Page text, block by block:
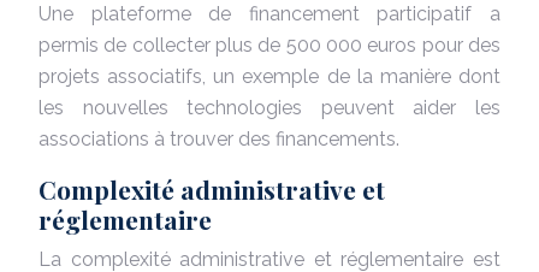
Une plateforme de financement participatif a
permis de collecter plus de 500 000 euros pour des
projets associatifs, un exemple de la manière dont
les nouvelles technologies peuvent aider les
associations à trouver des financements.
Complexité administrative et
réglementaire
La complexité administrative et réglementaire est